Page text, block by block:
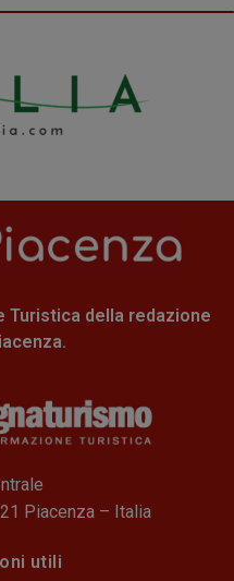
Turistica della redazione
Piacenza – Italia
utili